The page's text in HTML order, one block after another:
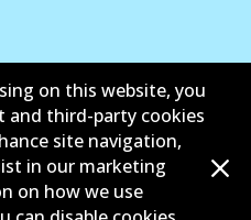
on this website, you
third-party cookies
site navigation,
in our marketing
on how we use